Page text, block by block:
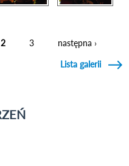
2 3 następna ›
Lista galerii